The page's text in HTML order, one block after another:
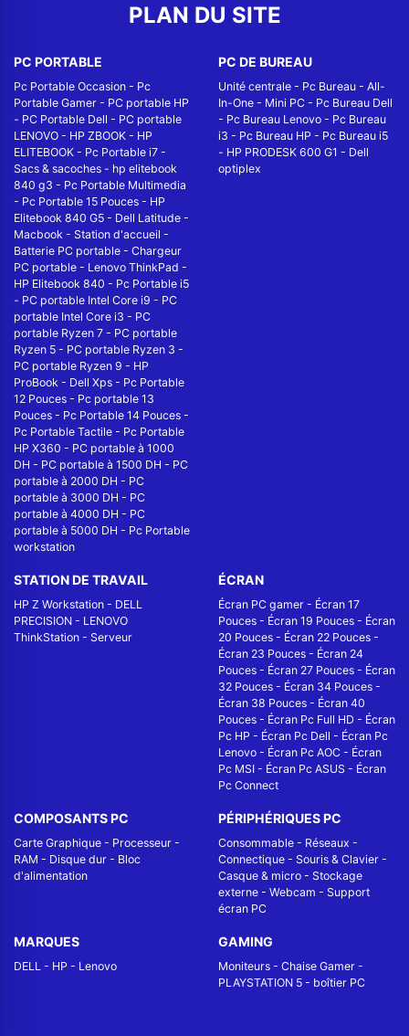
PLAN DU SITE
PC PORTABLE
Pc Portable Occasion - Pc
Portable Gamer - PC portable HP
- PC Portable Dell - PC portable
LENOVO - HP ZBOOK - HP
ELITEBOOK - Pc Portable i7 -
Sacs & sacoches - hp elitebook
840 g3 - Pc Portable Multimedia
- Pc Portable 15 Pouces - HP
Elitebook 840 G5 - Dell Latitude -
Macbook - Station d'accueil -
Batterie PC portable - Chargeur
PC portable - Lenovo ThinkPad -
HP Elitebook 840 - Pc Portable i5
- PC portable Intel Core i9 - PC
portable Intel Core i3 - PC
portable Ryzen 7 - PC portable
Ryzen 5 - PC portable Ryzen 3 -
PC portable Ryzen 9 - HP
ProBook - Dell Xps - Pc Portable
12 Pouces - Pc portable 13
Pouces - Pc Portable 14 Pouces -
Pc Portable Tactile - Pc Portable
HP X360 - PC portable à 1000
DH - PC portable à 1500 DH - PC
portable à 2000 DH - PC
portable à 3000 DH - PC
portable à 4000 DH - PC
portable à 5000 DH - Pc Portable
workstation
PC DE BUREAU
Unité centrale - Pc Bureau - All-
In-One - Mini PC - Pc Bureau Dell
- Pc Bureau Lenovo - Pc Bureau
i3 - Pc Bureau HP - Pc Bureau i5
- HP PRODESK 600 G1 - Dell
optiplex
STATION DE TRAVAIL
HP Z Workstation - DELL
PRECISION - LENOVO
ThinkStation - Serveur
ÉCRAN
Écran PC gamer - Écran 17
Pouces - Écran 19 Pouces - Écran
20 Pouces - Écran 22 Pouces -
Écran 23 Pouces - Écran 24
Pouces - Écran 27 Pouces - Écran
32 Pouces - Écran 34 Pouces -
Écran 38 Pouces - Écran 40
Pouces - Écran Pc Full HD - Écran
Pc HP - Écran Pc Dell - Écran Pc
Lenovo - Écran Pc AOC - Écran
Pc MSI - Écran Pc ASUS - Écran
Pc Connect
COMPOSANTS PC
Carte Graphique - Processeur -
RAM - Disque dur - Bloc
d'alimentation
PÉRIPHÉRIQUES PC
Consommable - Réseaux -
Connectique - Souris & Clavier -
Casque & micro - Stockage
externe - Webcam - Support
écran PC
MARQUES
DELL - HP - Lenovo
GAMING
Moniteurs - Chaise Gamer -
PLAYSTATION 5 - boîtier PC